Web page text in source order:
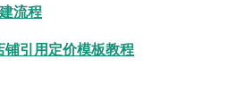
流程
引用定价模板教程